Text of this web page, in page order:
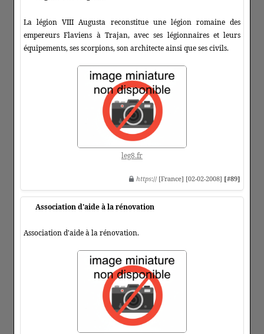
La légion VIII Augusta reconstitue une légion romaine des
empereurs Flaviens à Trajan, avec ses légionnaires et leurs
équipements, ses scorpions, son architecte ainsi que ses civils.
leg8.fr
https:// [France] [02-02-2008] [#89]
Association d'aide à la rénovation
Association d'aide à la rénovation.